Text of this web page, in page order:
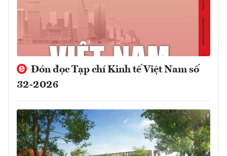
Đón đọc Tạp chí Kinh tế Việt Nam số
32-2026